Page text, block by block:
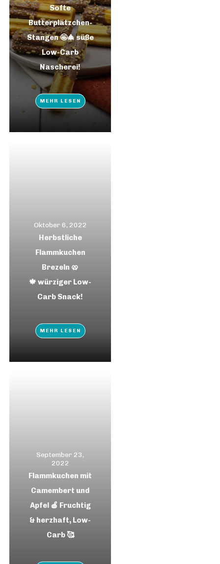
Softe
Butterplätzchen-
Stangen 🤩🎄 süße
Low-Carb
Nascherei!
MEHR LESEN
Oktober 6, 2022
Herbstliche
Flammkuchen
Brezeln 🥨
🍁 würziger Low-
Carb Snack!
MEHR LESEN
September 23,
2022
Flammkuchen mit
Camembert und
Apfel 🍎 Fruchtig
& herzhaft, Low-
Carb 🥰